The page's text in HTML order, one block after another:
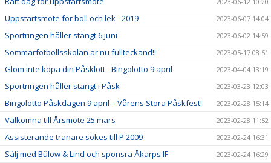
Uppstartsmöte för boll och lek - 2019 2023-06-07 14:04
Sportringen håller stängt 6 juni 2023-06-02 14:59
Sommarfotbollsskolan är nu fullteckand!! 2023-05-17 08:51
Glöm inte köpa din Påsklott - Bingolotto 9 april 2023-04-04 13:19
Sportringen håller stängt i Påsk 2023-03-23 12:03
Bingolotto Påskdagen 9 april – Vårens Stora Påskfest! 2023-02-28 15:14
Välkomna till Årsmöte 25 mars 2023-02-28 11:52
Assisterande tränare sökes till P 2009 2023-02-24 16:31
Sälj med Bülow & Lind och sponsra Åkarps IF 2023-02-24 16:29